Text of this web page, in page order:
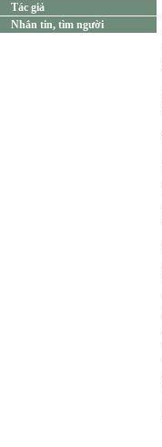
Tác giả
Nhắn tin, tìm người